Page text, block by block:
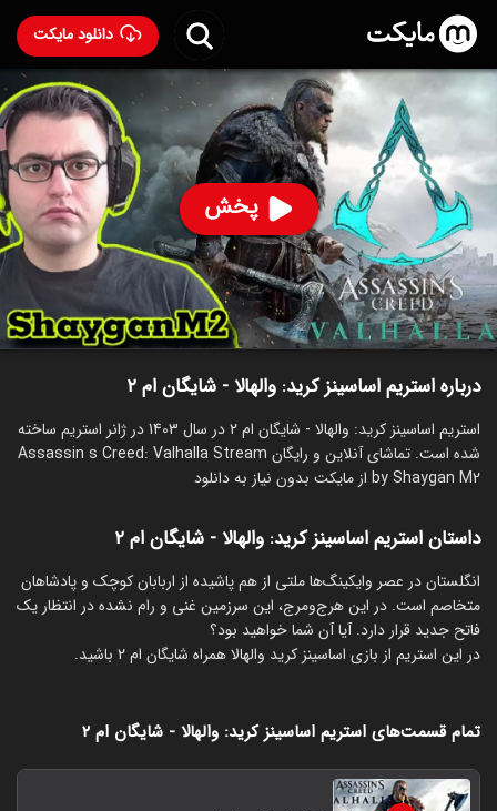
دانلود مایکت
پخش
استریم اساسینز کرید: والهالا - شایگان ام ۲ ساخت 1403
۸۴ 64% شایگان ام 2
ساخت ایران سال 1403
رده سنی ۱۸+
استریم
توضیحات قسمت‌ها سریال‌های مشابه
درباره استریم اساسینز کرید: والهالا - شایگان ام ۲
استریم اساسینز کرید: والهالا - شایگان ام ۲ در سال 1403 در ژانر استریم ساخته
شده است. تماشای آنلاین و رایگان Assassin s Creed: Valhalla Stream
by Shaygan M2 از مایکت بدون نیاز به دانلود
داستان استریم اساسینز کرید: والهالا - شایگان ام ۲
‏انگلستان در عصر وایکینگ‌ها ملتی از هم پاشیده از اربابان کوچک و پادشاهان
متخاصم است. در این هرج‌و‌مرج، این سرزمین غنی و رام نشده در انتظار یک
فاتح جدید قرار دارد. آیا آن شما خواهید بود؟
در این استریم از بازی اساسینز کرید والهالا همراه شایگان ام ۲ باشید.
تمام قسمت‌های استریم اساسینز کرید: والهالا - شایگان ام ۲